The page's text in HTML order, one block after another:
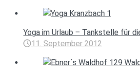
Yoga im Urlaub – Tankstelle für
11. September 2012